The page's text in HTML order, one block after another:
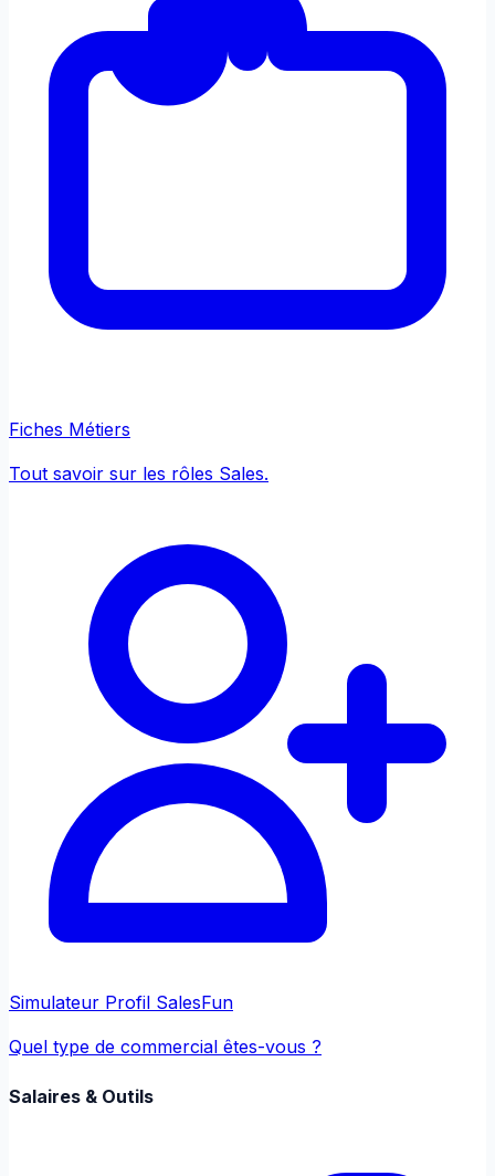
Fiches Métiers
Tout savoir sur les rôles Sales.
Simulateur Profil SalesFun
Quel type de commercial êtes-vous ?
Salaires & Outils